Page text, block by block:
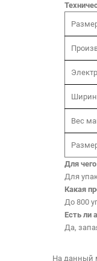
Вес
Для
Для
Какая
До 800
Есть ли
Да,
На данный